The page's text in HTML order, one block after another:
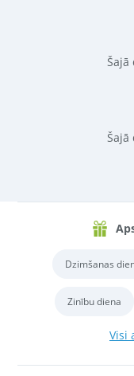
Šajā
Šajā
Dzimšanas
Zinību diena
Visi